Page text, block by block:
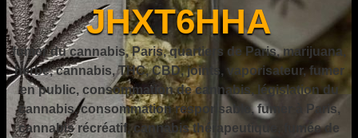
JHXT6HHA
fumer du cannabis, Paris, quartiers de Paris, marijuana,
herbe, cannabis, THC, CBD, joints, vaporisateur, fumer
en public, consommation de cannabis, législation du
cannabis, consommation responsable, fumer à Paris,
cannabis récréatif, cannabis thérapeutique, fumée de